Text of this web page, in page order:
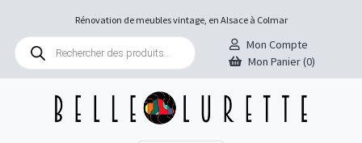
Rénovation de meubles vintage, en Alsace à Colmar
Recherche
produits
Mon Compte
Mon Panier (0)